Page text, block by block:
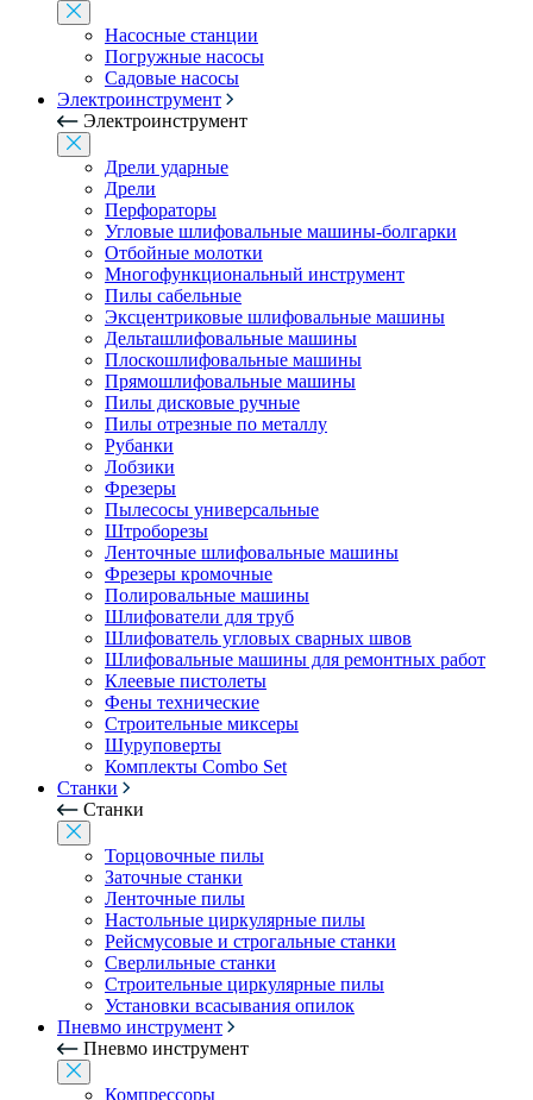
Насосные станции
Погружные насосы
Садовые насосы
Электроинструмент
Электроинструмент
Дрели ударные
Дрели
Перфораторы
Угловые шлифовальные машины-болгарки
Отбойные молотки
Многофункциональный инструмент
Пилы сабельные
Эксцентриковые шлифовальные машины
Дельташлифовальные машины
Плоскошлифовальные машины
Прямошлифовальные машины
Пилы дисковые ручные
Пилы отрезные по металлу
Рубанки
Лобзики
Фрезеры
Пылесосы универсальные
Штроборезы
Ленточные шлифовальные машины
Фрезеры кромочные
Полировальные машины
Шлифователи для труб
Шлифователь угловых сварных швов
Шлифовальные машины для ремонтных работ
Клеевые пистолеты
Фены технические
Строительные миксеры
Шуруповерты
Комплекты Combo Set
Станки
Станки
Торцовочные пилы
Заточные станки
Ленточные пилы
Настольные циркулярные пилы
Рейсмусовые и строгальные станки
Сверлильные станки
Строительные циркулярные пилы
Установки всасывания опилок
Пневмо инструмент
Пневмо инструмент
Компрессоры